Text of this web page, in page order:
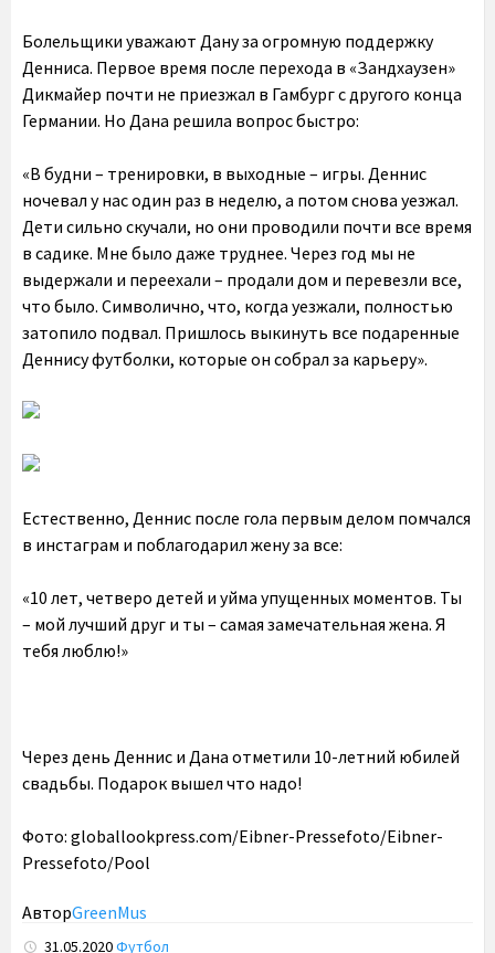
Болельщики уважают Дану за огромную поддержку
Денниса. Первое время после перехода в «Зандхаузен»
Дикмайер почти не приезжал в Гамбург с другого конца
Германии. Но Дана решила вопрос быстро:
«В будни – тренировки, в выходные – игры. Деннис
ночевал у нас один раз в неделю, а потом снова уезжал.
Дети сильно скучали, но они проводили почти все время
в садике. Мне было даже труднее. Через год мы не
выдержали и переехали – продали дом и перевезли все,
что было. Символично, что, когда уезжали, полностью
затопило подвал. Пришлось выкинуть все подаренные
Деннису футболки, которые он собрал за карьеру».
Естественно, Деннис после гола первым делом помчался
в инстаграм и поблагодарил жену за все:
«10 лет, четверо детей и уйма упущенных моментов. Ты
– мой лучший друг и ты – самая замечательная жена. Я
тебя люблю!»
Через день Деннис и Дана отметили 10-летний юбилей
свадьбы. Подарок вышел что надо!
Фото: globallookpress.com/Eibner-Pressefoto/Eibner-
Pressefoto/Pool
АвторGreenMus
31.05.2020Футбол